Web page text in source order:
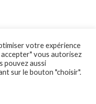
:
votre expérience
vous autorisez
pouvez aussi
sur le bouton "choisir".